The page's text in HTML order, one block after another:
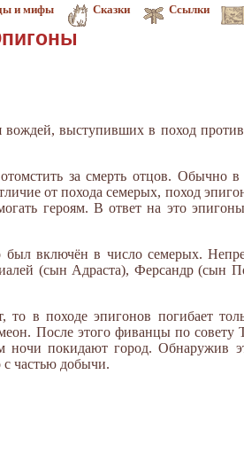
и мифы Сказки Ссылки
выступивших в поход
за смерть отцов. Обычно в
от похода семерых, поход
героям. В ответ на это
был включён в число семерых.
(сын Адраста), Ферсандр (сын
в походе эпигонов погибает
После этого фиванцы по совету
ночи покидают город. Обнаружив
частью добычи.